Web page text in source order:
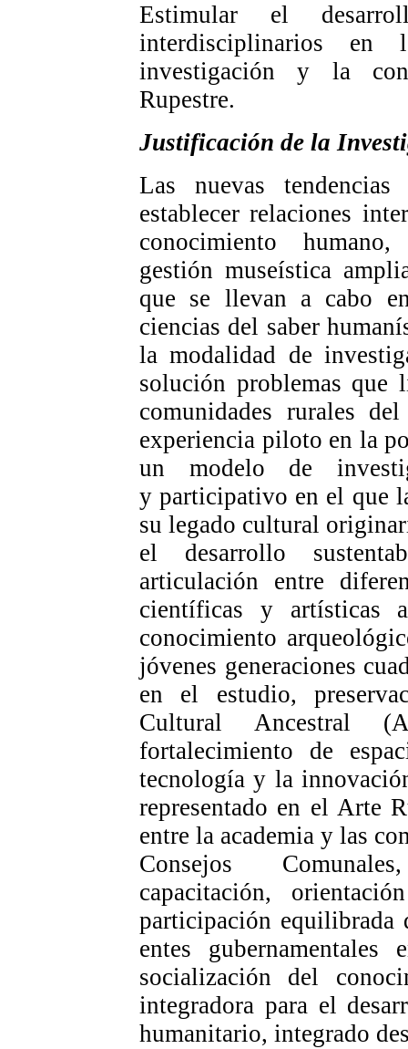
Estimular el
interdisciplinarios
investigación y la
Rupestre.
Justificación de la
Las nuevas
establecer relaciones
conocimiento
gestión museística
que se llevan a cabo
ciencias del saber
la modalidad de
solución problemas que
comunidades rurales
experiencia piloto en la
un modelo de
y participativo en el que
su legado cultural
el desarrollo
articulación entre
científicas y artísticas
conocimiento
jóvenes generaciones
en el estudio,
Cultural Ancestral
fortalecimiento de
tecnología y la
representado en el Arte
entre la academia y las
Consejos
capacitación,
participación
entes
socialización del
integradora para el
humanitario, integrado